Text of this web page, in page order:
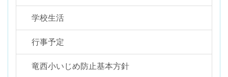
学校生活
行事予定
竜西小いじめ防止基本方針